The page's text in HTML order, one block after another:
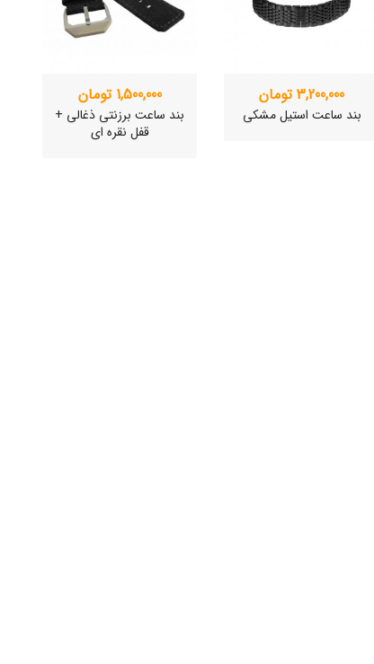
3,200,000 تومان
بند ساعت استیل مشکی
1,500,000 تومان
بند ساعت برزنتی ذغالی +
قفل نقره ای